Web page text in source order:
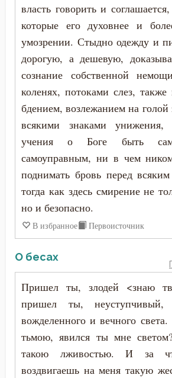
власть говорить и
которые его духовнее и
умозрении. Стыдно одежду и
дорогую, а дешевую,
сознание собственной
коленях, потоками слез, также
бдением, возлежанием на голой
всякими знаками унижения,
учения о Боге быть
самоуправным, ни в чем
поднимать бровь перед всяким
тогда как здесь смирение не
но и безопасно.
В избранное Первоисточник
О бесах
Пришел ты, злодей <знаю
пришел ты,
вожделенного и вечного
тьмою, явился ты мне
такою лживостью. И за
воздвигаешь на меня такую